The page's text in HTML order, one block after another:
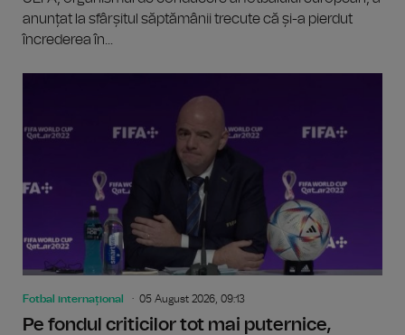
anunțat la sfârșitul săptămânii trecute că și-a pierdut
încrederea în...
Fotbal internațional 05 August 2026, 09:13
Pe fondul criticilor tot mai puternice,